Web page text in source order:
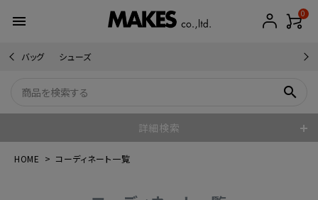
menu 0
バッグ シューズ
search
詳細検索
HOME コーディネート一覧